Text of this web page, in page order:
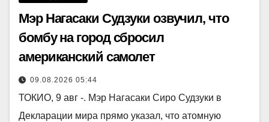
Мэр Нагасаки Судзуки озвучил, что
бомбу на город сбросил
американский самолет
09.08.2026 05:44
ТОКИО, 9 авг -. Мэр Нагасаки Сиро Судзуки в
Декларации мира прямо указал, что атомную